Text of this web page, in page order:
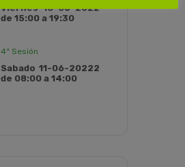
Viernes 10-06-2022
de 15:00 a 19:30
4ª Sesión
Sabado 11-06-20222
de 08:00 a 14:00